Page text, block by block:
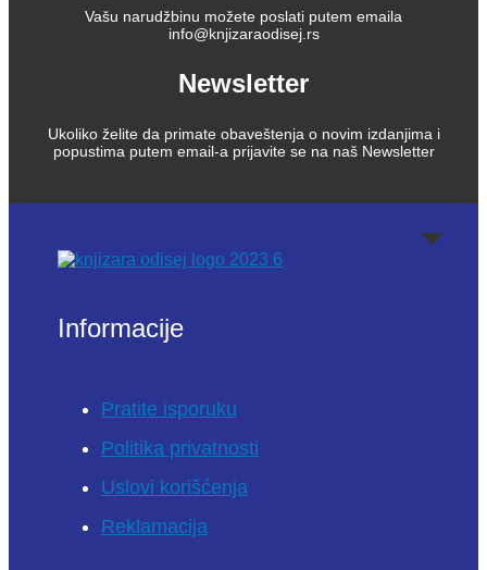
Vašu narudžbinu možete poslati putem emaila
info@knjizaraodisej.rs
Newsletter
Ukoliko želite da primate obaveštenja o novim izdanjima i
popustima putem email-a prijavite se na naš Newsletter
Informacije
Pratite isporuku
Politika privatnosti
Uslovi korišćenja
Reklamacija